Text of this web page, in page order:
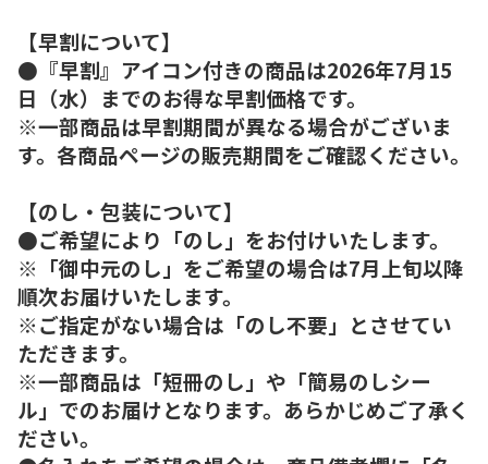
【早割について】
●『早割』アイコン付きの商品は2026年7月15
日（水）までのお得な早割価格です。
※一部商品は早割期間が異なる場合がございま
す。各商品ページの販売期間をご確認ください。
【のし・包装について】
●ご希望により「のし」をお付けいたします。
※「御中元のし」をご希望の場合は7月上旬以降
順次お届けいたします。
※ご指定がない場合は「のし不要」とさせてい
ただきます。
※一部商品は「短冊のし」や「簡易のしシー
ル」でのお届けとなります。あらかじめご了承く
ださい。